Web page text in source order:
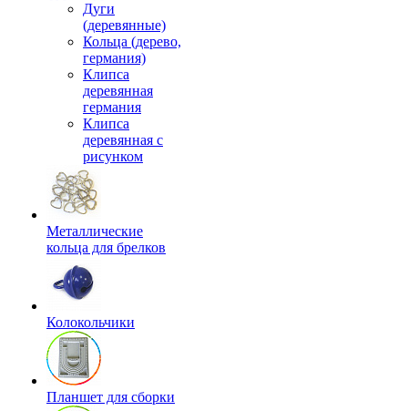
Дуги
(деревянные)
Кольца (дерево,
германия)
Клипса
деревянная
германия
Клипса
деревянная с
рисунком
Металлические
кольца для брелков
Колокольчики
Планшет для сборки